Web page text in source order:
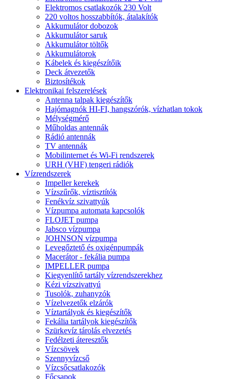
Elektromos csatlakozók 230 Volt
220 voltos hosszabbítók, átalakítók
Akkumulátor dobozok
Akkumulátor saruk
Akkumulátor töltők
Akkumulátorok
Kábelek és kiegészítőik
Deck átvezetők
Biztosítékok
Elektronikai felszerelések
Antenna talpak kiegészítők
Hajómagnók HI-FI, hangszórók, vízhatlan tokok
Mélységmérő
Műholdas antennák
Rádió antennák
TV antennák
Mobilinternet és Wi-Fi rendszerek
URH (VHF) tengeri rádiók
Vízrendszerek
Impeller kerekek
Vízszűrők, víztisztítók
Fenékvíz szivattyúk
Vízpumpa automata kapcsolók
FLOJET pumpa
Jabsco vízpumpa
JOHNSON vízpumpa
Levegőztető és oxigénpumpák
Macerátor - fekália pumpa
IMPELLER pumpa
Kiegyenlítő tartály vízrendszerekhez
Kézi vízszivattyú
Tusolók, zuhanyzók
Vízelvezetők elzárók
Víztartályok és kiegészítők
Fekália tartályok kiegészítők
Szürkevíz tárolás elvezetés
Fedélzeti áteresztők
Vízcsövek
Szennyvízcső
Vízcsőcsatlakozók
Főcsapok